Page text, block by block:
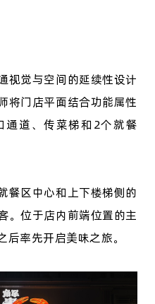
视觉与空间的延续性设计
将门店平面结合功能属性
通道、传菜梯和 2个就餐
餐区中心和上下楼梯侧的
。位于店内前端位置的主
率先开启美味之旅。